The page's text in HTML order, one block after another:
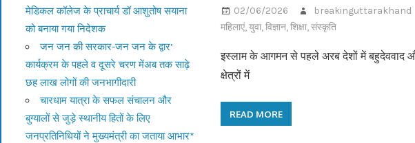
02/06/2026 breakinguttarakhand
महिलाएं,युवा,विज्ञान,शिक्षा,संस्कृति
इस्लाम के आगमन से पहले अरब देशों में बहुदेववाद
क्षेत्रों में
READ MORE
मेडिकल कॉलेज के प्राचार्य डॉ आशुतोष सयाना
को बनाया गया निदेशक
जन जन की सरकार-जन जन के द्वार’
कार्यक्रम के पहले व दूसरे चरण मेंअब तक साढ़े
छह लाख लोगों की जनभागीदारी
चारधाम यात्रा के सफल संचालन और
बुग्यालों से जुड़े स्थानीय हितों के लिए
जनप्रतिनिधियों ने मुख्यमंत्री का जताया आभार*